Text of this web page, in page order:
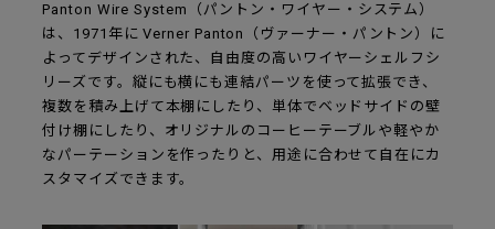
Panton Wire System（パントン・ワイヤー・システム）
は、1971年に Verner Panton（ヴァーナー・パントン）に
よってデザインされた、自由度の高いワイヤーシェルフシ
リーズです。縦にも横にも連結パーツを使って拡張でき、
複数を積み上げて本棚にしたり、単体でベッドサイドの壁
付け棚にしたり、オリジナルのコーヒーテーブルや軽やか
なパーテーションを作ったりと、用途に合わせて自在にカ
スタマイズできます。